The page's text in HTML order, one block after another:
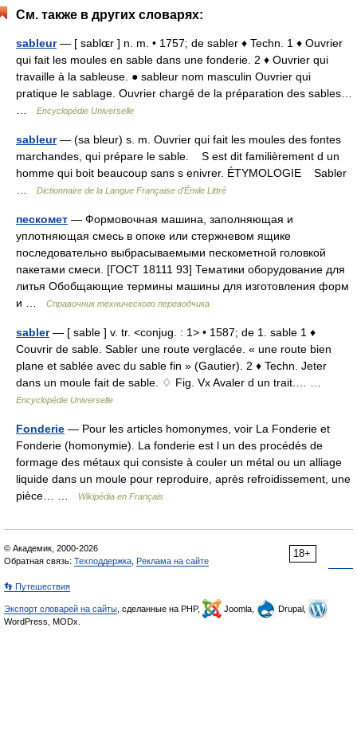
См. также в других словарях:
sableur— [ sablɶr ] n. m. • 1757; de sabler ♦ Techn. 1 ♦ Ouvrier
qui fait les moules en sable dans une fonderie. 2 ♦ Ouvrier qui
travaille à la sableuse. ● sableur nom masculin Ouvrier qui
pratique le sablage. Ouvrier chargé de la préparation des sables…
Encyclopédie Universelle
sableur— (sa bleur) s. m. Ouvrier qui fait les moules des fontes
marchandes, qui prépare le sable. S est dit familièrement d un
homme qui boit beaucoup sans s enivrer. ÉTYMOLOGIE Sabler
Dictionnaire de la Langue Française d'Émile Littré
пескомет — Формовочная машина, заполняющая и
уплотняющая смесь в опоке или стержневом ящике
последовательно выбрасываемыми пескометной головкой
пакетами смеси. [ГОСТ 18111 93] Тематики оборудование для
литья Обобщающие термины машины для изготовления форм
и …
Справочник технического переводчика
sabler— [ sable ] v. tr. <conjug. : 1> • 1587; de 1. sable 1 ♦
Couvrir de sable. Sabler une route verglacée. « une route bien
plane et sablée avec du sable fin » (Gautier). 2 ♦ Techn. Jeter
dans un moule fait de sable. ♢ Fig. Vx Avaler d un trait.… …
Encyclopédie Universelle
Fonderie — Pour les articles homonymes, voir La Fonderie et
Fonderie (homonymie). La fonderie est l un des procédés de
formage des métaux qui consiste à couler un métal ou un alliage
liquide dans un moule pour reproduire, après refroidissement, une
pièce… …
Wikipédia en Français
18+
© Академик, 2000-2026
Обратная связь: Техподдержка Реклама на сайте
👣 Путешествия
Экспорт словарей на сайты , сделанные на PHP, Joomla,
Drupal,
WordPress, MODx.